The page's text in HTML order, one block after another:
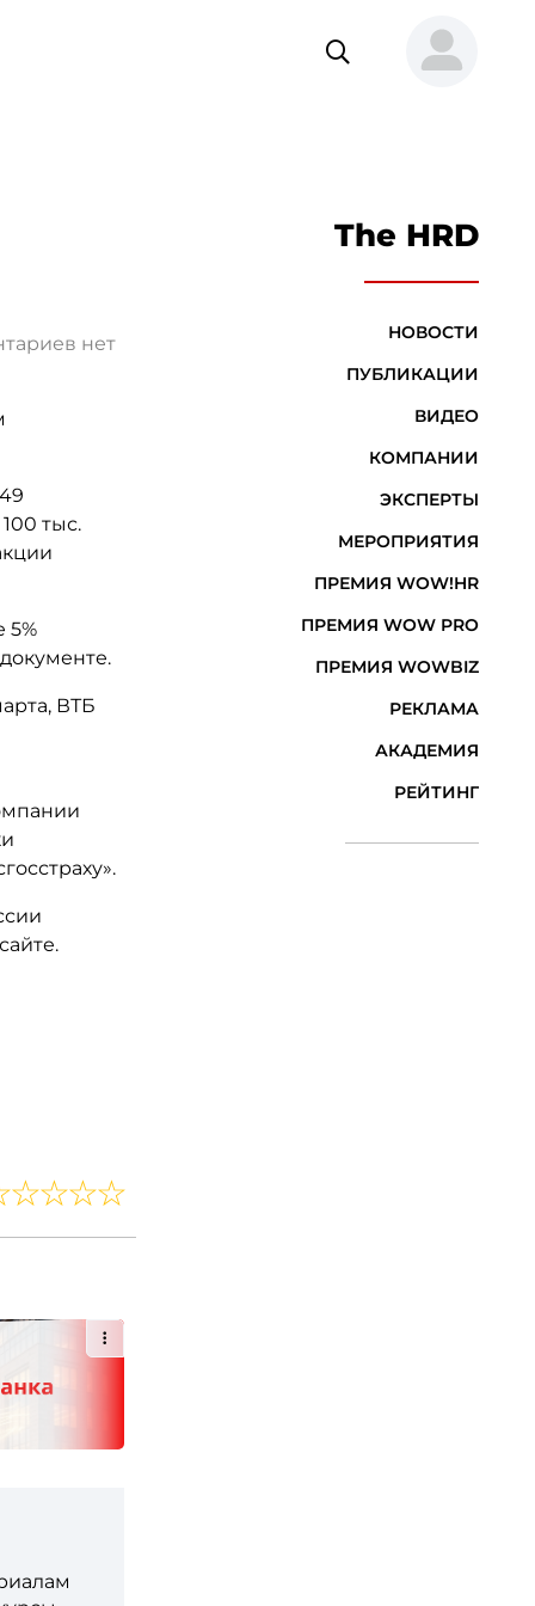
нет
тыс.
5%
ВТБ
The HRD
НОВОСТИ
ПУБЛИКАЦИИ
ВИДЕО
КОМПАНИИ
ЭКСПЕРТЫ
МЕРОПРИЯТИЯ
ПРЕМИЯ WOW!HR
ПРЕМИЯ WOW PRO
ПРЕМИЯ WOWBIZ
РЕКЛАМА
АКАДЕМИЯ
РЕЙТИНГ